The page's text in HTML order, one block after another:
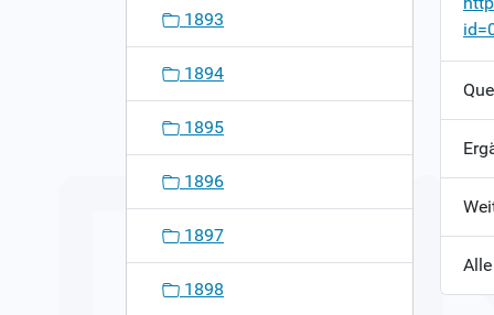
1893
1894
1895
1896
1897
1898